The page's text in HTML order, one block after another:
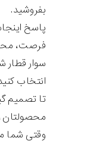
بفروشید.
پاسخ
فرصت،
سوار قطار
انتخاب
تا تصمیم
محصولتان
وقتی شما